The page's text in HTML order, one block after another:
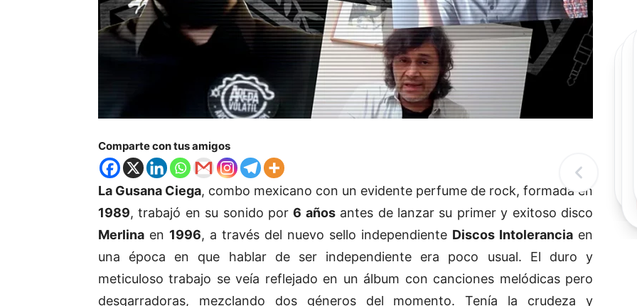
Comparte con tus amigos
La Gusana Ciega, combo mexicano con un evidente perfume de rock, formada en
1989, trabajó en su sonido por6 añosantes de lanzar su primer y exitoso disco
Merlina en 1996, a través del nuevo sello independiente Discos Intolerancia en
una época en que hablar de ser independiente era poco usual. El duro y
meticuloso trabajo se veía reflejado en un álbum con canciones melódicas pero
desgarradoras, mezclando dos géneros del momento. Tenía la crudeza y